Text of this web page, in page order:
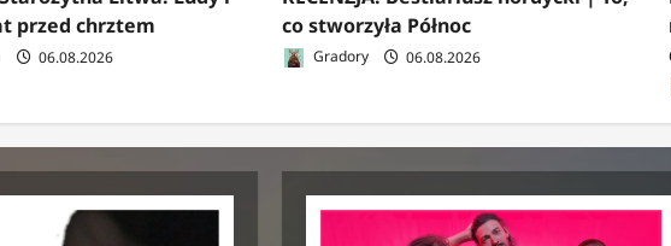
przed chrztem
06.08.2026
co stworzyła Północ
Gradory 06.08.2026